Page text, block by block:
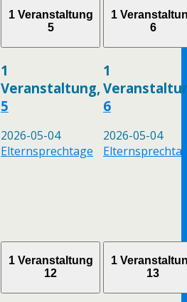
1 Veranstaltung
5
1
Veranstaltung,
5
2026-05-04
Elternsprechtage
1
6
1
6
2026-05-04
1 Veranstaltung
12
1
13